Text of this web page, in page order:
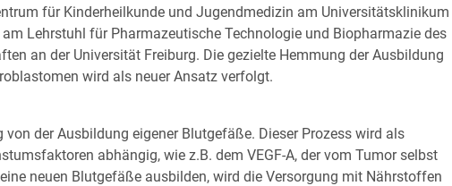
für Kinderheilkunde und Jugendmedizin am Universitätsklinikum
am Lehrstuhl für Pharmazeutische Technologie und Biopharmazie des
an der Universität Freiburg. Die gezielte Hemmung der Ausbildung
wird als neuer Ansatz verfolgt.
der Ausbildung eigener Blutgefäße. Dieser Prozess wird als
abhängig, wie z.B. dem VEGF-A, der vom Tumor selbst
neuen Blutgefäße ausbilden, wird die Versorgung mit Nährstoffen